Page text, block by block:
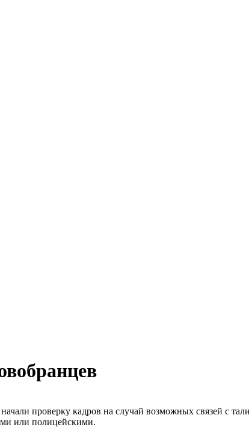
проверку кадров на случай возможных связей с
или полицейскими.